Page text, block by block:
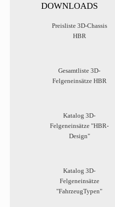
DOWNLOADS
Preisliste 3D-Chassis
HBR
Gesamtliste 3D-
Felgeneinsätze HBR
Katalog 3D-
Felgeneinsätze "HBR-
Design"
Katalog 3D-
Felgeneinsätze
"FahrzeugTypen"